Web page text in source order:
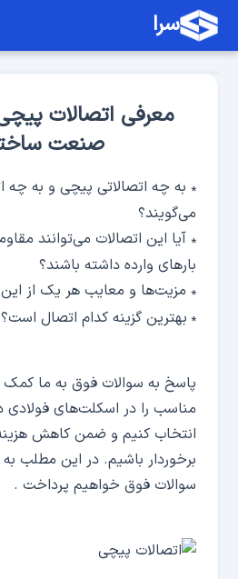
سرا
معرفی اتصالات
صنعت
* به چه اتصالاتی پیچی و به چه
می‌گویند؟
* آیا این اتصالات می‌توانند
بارهای وارده داشته باشند؟
* مزیت‌ها و معایب هر یک از
* بهترین گزینه کدام اتصال است؟
پاسخ به سوالات فوق به ما
مناسب را در اسکلت‌های فولادی
انتخاب کنیم و ضمن کاهش
برخوردار باشیم. در این مطلب
سوالات فوق خواهیم پرداخت .